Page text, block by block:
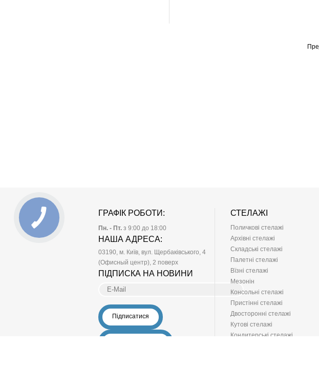
ГРАФІК РОБОТИ:
Пн. - Пт. з 9:00 до 18:00
НАША АДРЕСА:
03190, м. Київ, вул. Щербаківського, 4
(Офисный центр), 2 поверх
ПІДПИСКА НА НОВИНИ
Підписатися
СТЕЛАЖІ
Поличкові стелажі
Архівні стелажі
Складські стелажі
Палетні стелажі
Вїзні стелажі
Мезонін
Консольні стелажі
Пристінні стелажі
Двосторонні стелажі
Кутові стелажі
Кондитерські стелажі